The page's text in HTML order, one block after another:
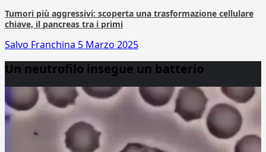
Tumori più aggressivi: scoperta una trasformazione cellulare
chiave, il pancreas tra i primi
Salvo Franchina 5 Marzo 2025
Un neutrofilo insegue un batterio
Player